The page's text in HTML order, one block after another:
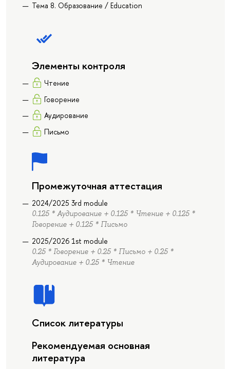
Тема 8. Образование / Education
Элементы контроля
Чтение
Говорение
Аудирование
Письмо
Промежуточная аттестация
2024/2025 3rd module
0.125 * Аудирование + 0.125 * Чтение + 0.125 *
Говорение + 0.125 * Письмо
2025/2026 1st module
0.25 * Говорение + 0.25 * Письмо + 0.25 *
Аудирование + 0.25 * Чтение
Список литературы
Рекомендуемая основная
литература